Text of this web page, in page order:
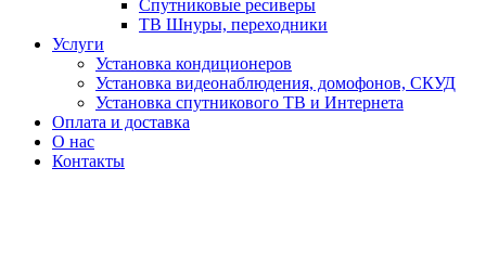
Спутниковые ресиверы
ТВ Шнуры, переходники
Услуги
Установка кондиционеров
Установка видеонаблюдения, домофонов, СКУД
Установка спутникового ТВ и Интернета
Оплата и доставка
О нас
Контакты